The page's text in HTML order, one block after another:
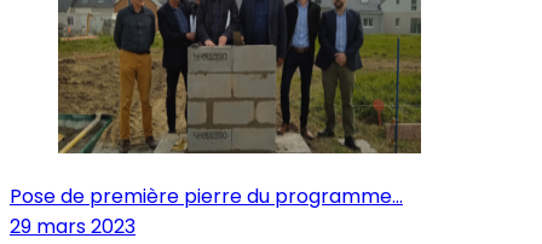
Pose de première pierre du programme...
29 mars 2023